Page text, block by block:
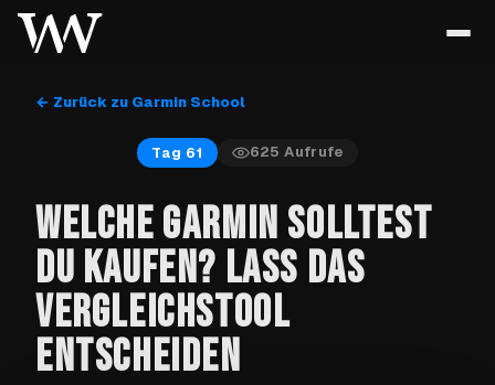
← Zurück zu Garmin School
Tag 61 625 Aufrufe
WELCHE GARMIN SOLLTEST
DU KAUFEN? LASS DAS
VERGLEICHSTOOL
ENTSCHEIDEN